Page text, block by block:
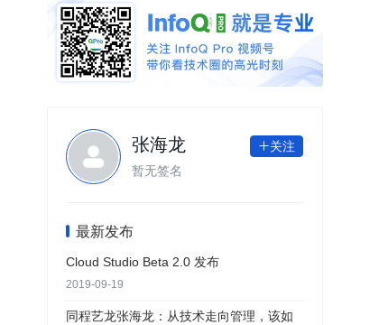
张海龙 关注
暂无签名
最新发布
Cloud Studio Beta 2.0 发布
2019-09-19
同程艺龙张海龙：从技术走向管理，该如